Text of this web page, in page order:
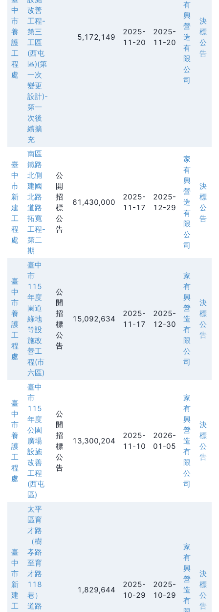
中
市
養
護
工
程
處
改善
工程-
第三
工區
(西屯
區)(第
一次
變更
設計)-
第一
次後
續擴
充
5,172,149
2025-
11-20
2025-
11-20
有
興
營
造
有
限
公
司
決
標
公
告
臺
中
市
新
建
工
程
處
南區
鐵路
北側
建國
北路
道路
拓寬
工程-
第二
期
公
開
招
標
公
告
61,430,000
2025-
11-17
2025-
12-29
家
有
興
營
造
有
限
公
司
決
標
公
告
臺
中
市
養
護
工
程
處
臺中
市
115
年度
園道
綠地
等設
施改
善工
程(市
六區)
公
開
招
標
公
告
15,092,634
2025-
11-17
2025-
12-30
家
有
興
營
造
有
限
公
司
決
標
公
告
臺
中
市
養
護
工
程
處
臺中
市
115
年度
公園
廣場
設施
改善
工程
(西屯
區)
公
開
招
標
公
告
13,300,204
2025-
11-10
2026-
01-05
家
有
興
營
造
有
限
公
司
決
標
公
告
臺
中
市
新
建
工
太平
區育
才路
（樹
孝路
至育
才路
118
巷）
道路
1,829,644
2025-
10-29
2025-
10-29
家
有
興
營
造
有
決
標
公
告